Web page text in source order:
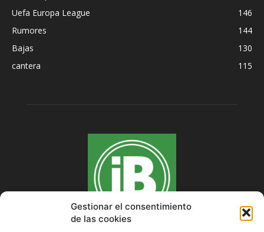
Gestionar el consentimiento
de las cookies
Uefa Europa League
146
Rumores
144
Bajas
130
cantera
115